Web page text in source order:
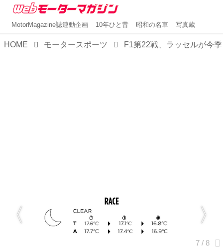
MotorMagazine誌連動企画 10年ひと昔 昭和の名車 写真蔵
HOME モータースポーツ F1第22戦